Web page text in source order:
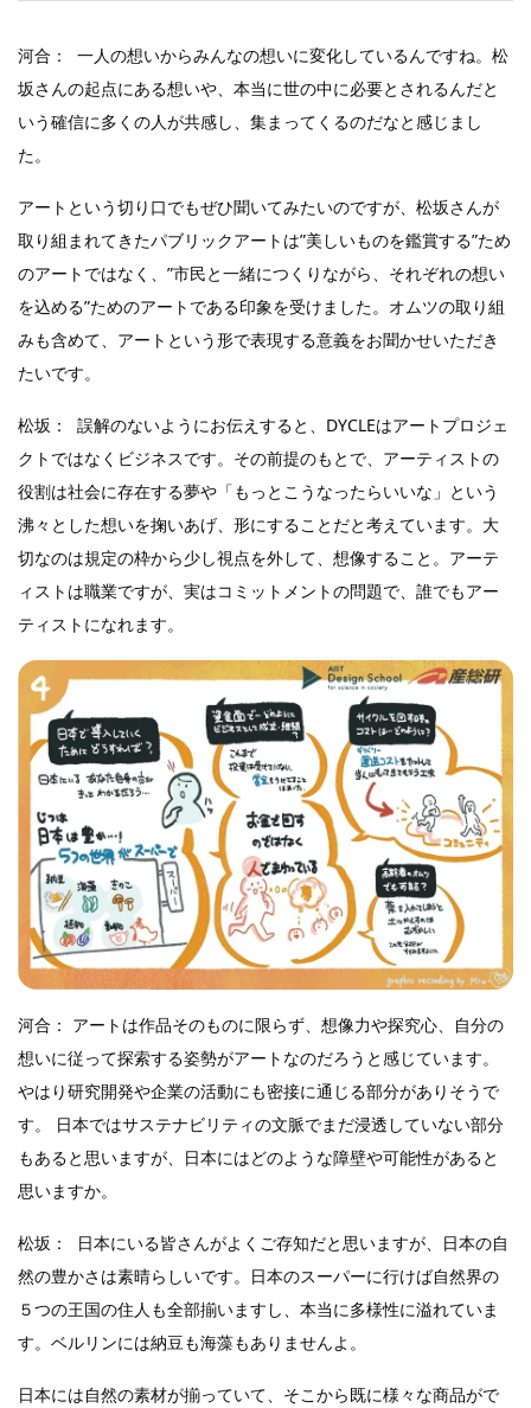
河合： 一人の想いからみんなの想いに変化しているんですね。松
坂さんの起点にある想いや、本当に世の中に必要とされるんだと
いう確信に多くの人が共感し、集まってくるのだなと感じまし
た。
アートという切り口でもぜひ聞いてみたいのですが、松坂さんが
取り組まれてきたパブリックアートは”美しいものを鑑賞する”ため
のアートではなく、”市民と一緒につくりながら、それぞれの想い
を込める”ためのアートである印象を受けました。オムツの取り組
みも含めて、アートという形で表現する意義をお聞かせいただき
たいです。
松坂： 誤解のないようにお伝えすると、DYCLEはアートプロジェ
クトではなくビジネスです。その前提のもとで、アーティストの
役割は社会に存在する夢や「もっとこうなったらいいな」という
沸々とした想いを掬いあげ、形にすることだと考えています。大
切なのは規定の枠から少し視点を外して、想像すること。アーテ
ィストは職業ですが、実はコミットメントの問題で、誰でもアー
ティストになれます。
河合： アートは作品そのものに限らず、想像力や探究心、自分の
想いに従って探索する姿勢がアートなのだろうと感じています。
やはり研究開発や企業の活動にも密接に通じる部分がありそうで
す。 日本ではサステナビリティの文脈でまだ浸透していない部分
もあると思いますが、日本にはどのような障壁や可能性があると
思いますか。
松坂： 日本にいる皆さんがよくご存知だと思いますが、日本の自
然の豊かさは素晴らしいです。日本のスーパーに行けば自然界の
５つの王国の住人も全部揃いますし、本当に多様性に溢れていま
す。ベルリンには納豆も海藻もありませんよ。
日本には自然の素材が揃っていて、そこから既に様々な商品がで